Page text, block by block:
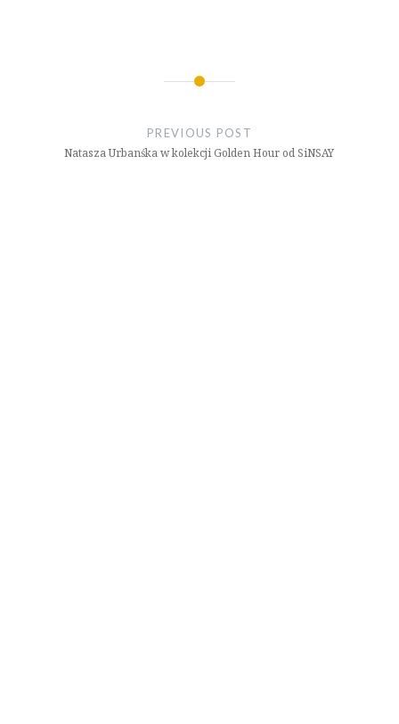
PREVIOUS POST
Natasza Urbanśka w kolekcji Golden Hour od SiNSAY